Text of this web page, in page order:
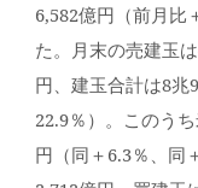
6,582億円（前月比
た。月末の売建玉
円、建玉合計は8兆
22.9％）。このう
円（同＋6.3％、同